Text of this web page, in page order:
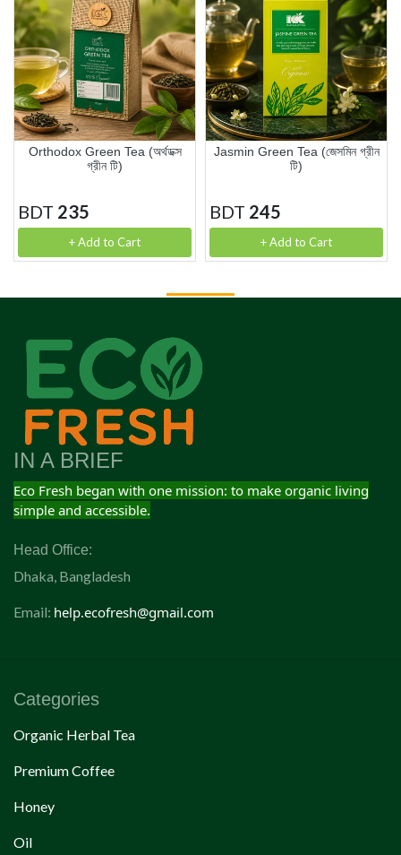
Orthodox Green Tea (অর্থডক্স
গ্রীন টি)
BDT 235
+ Add to Cart
Jasmin Green Tea (জেসমিন গ্রীন
টি)
BDT 245
+ Add to Cart
IN A BRIEF
Eco Fresh began with one mission: to make organic living
simple and accessible.
Head Office:
Dhaka, Bangladesh
Email: help.ecofresh@gmail.com
Categories
Organic Herbal Tea
Premium Coffee
Honey
Oil